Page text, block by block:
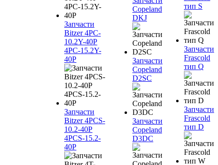
Запчасти
Bitzer 4PC-
10.2Y-40P
4PC-15.2Y-
40P
Запчасти
Bitzer 4PCS-
10.2-40P
4PCS-15.2-
40P
Copeland
DKJ
Запчасти
Copeland
D2SC
Запчасти
Copeland
D3DC
тип S
Запчасти
Frascold
тип Q
Запчасти
Frascold
тип D